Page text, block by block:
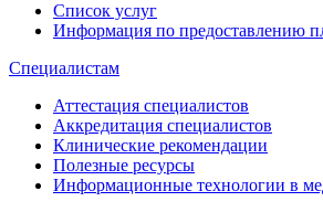
Список услуг
Информация по предоставлению
Специалистам
Аттестация специалистов
Аккредитация специалистов
Клинические рекомендации
Полезные ресурсы
Информационные технологии в